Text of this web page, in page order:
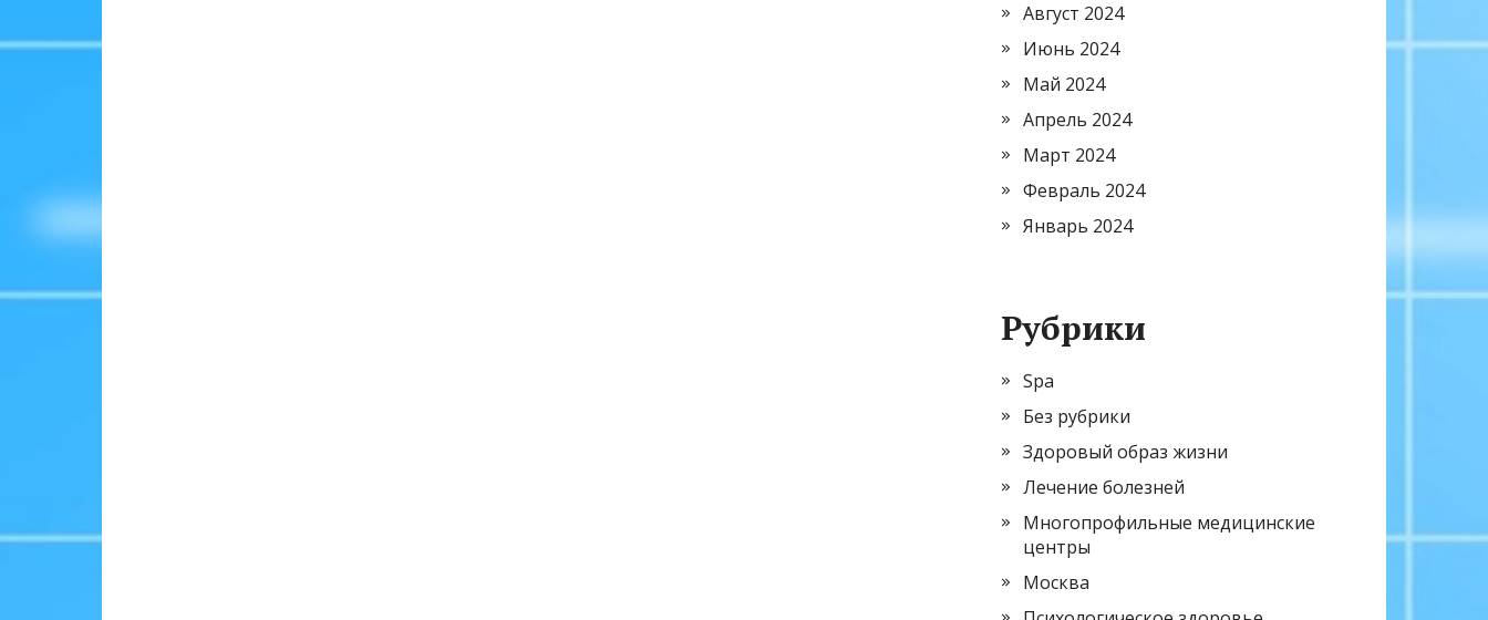
Август 2024
Июнь 2024
Май 2024
Апрель 2024
Март 2024
Февраль 2024
Январь 2024
Рубрики
Spa
Без рубрики
Здоровый образ жизни
Лечение болезней
Многопрофильные медицинские
центры
Москва